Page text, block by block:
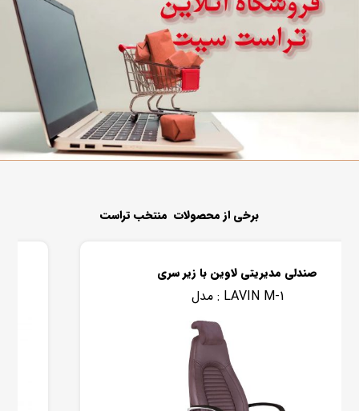
برخی از محصولات منتخب تراست
صندلی مدیریتی لاوین با زیر سری
LAVIN M-1